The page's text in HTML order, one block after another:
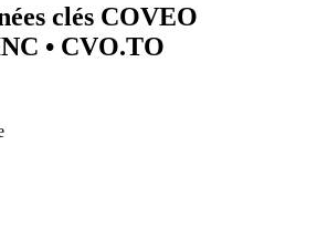
clés COVEO
• CVO.TO